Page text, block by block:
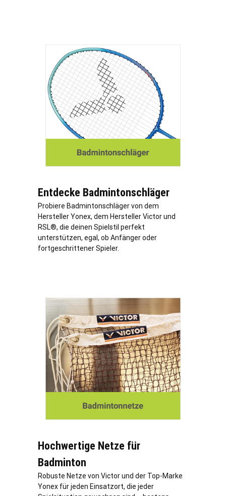
Entdecke Badmintonschläger
Probiere Badmintonschläger von dem
Hersteller Yonex, dem Hersteller Victor und
RSL®, die deinen Spielstil perfekt
unterstützen, egal, ob Anfänger oder
fortgeschrittener Spieler.
Hochwertige Netze für
Badminton
Robuste Netze von Victor und der Top-Marke
Yonex für jeden Einsatzort, die jeder